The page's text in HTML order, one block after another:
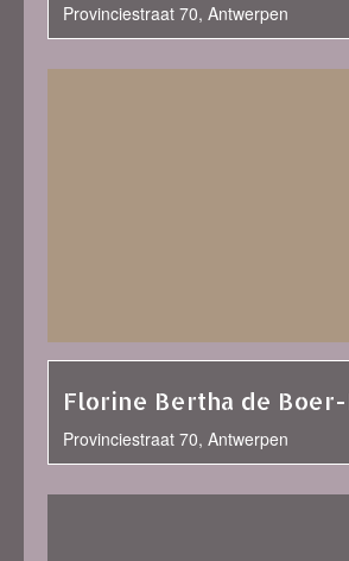
Provinciestraat 70, Antwerpen
Florine Bertha de
Provinciestraat 70, Antwerpen